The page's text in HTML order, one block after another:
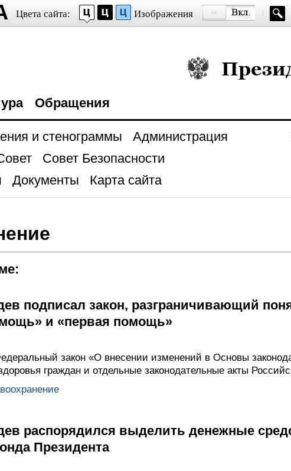
Цвета сайта: Изображения
Президент
Обращения
и стенограммы
Администрация
Совет Безопасности
Документы Карта сайта
подписал закон, разграничивающий
и «первая помощь»
закон «О внесении изменений в Основы
граждан и отдельные законодательные акты
распорядился выделить денежные
Президента